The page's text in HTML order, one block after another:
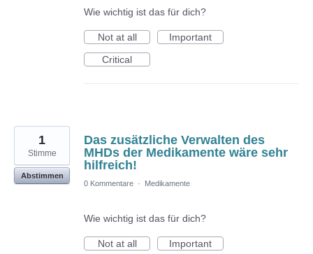
Wie wichtig ist das für dich?
Not at all
Important
Critical
Das zusätzliche Verwalten des
MHDs der Medikamente wäre sehr
hilfreich!
1
Stimme
Abstimmen
0 Kommentare · Medikamente
Wie wichtig ist das für dich?
Not at all
Important